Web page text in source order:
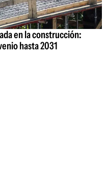
en la construcción:
hasta 2031